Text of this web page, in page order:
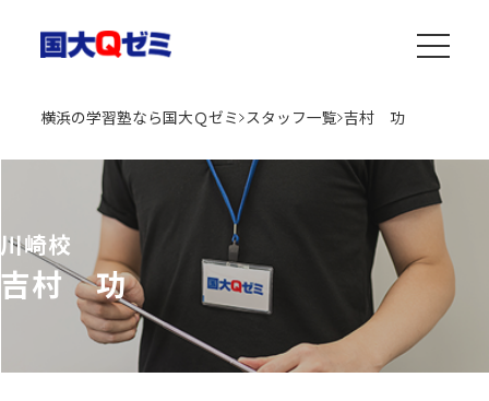
横浜の学習塾なら国大Ｑゼミ スタッフ一覧 吉村 功
川崎校
吉村 功